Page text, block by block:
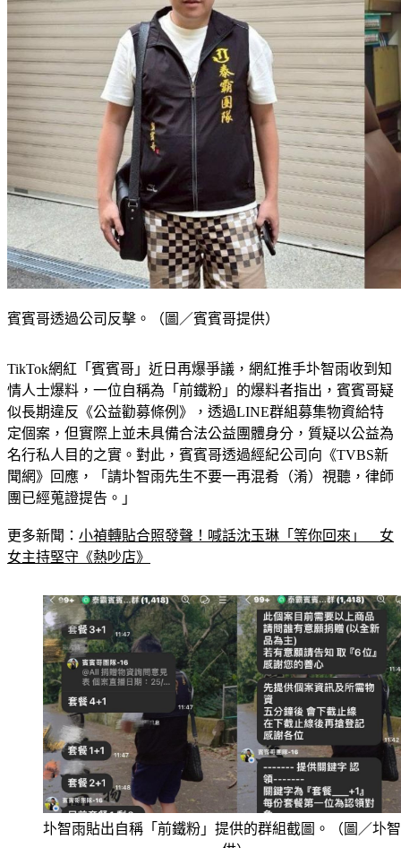
賓賓哥透過公司反擊。（圖／賓賓哥提供）
TikTok網紅「賓賓哥」近日再爆爭議，網紅推手圤智雨收到知
情人士爆料，一位自稱為「前鐵粉」的爆料者指出，賓賓哥疑
似長期違反《公益勸募條例》，透過LINE群組募集物資給特
定個案，但實際上並未具備合法公益團體身分，質疑以公益為
名行私人目的之實。對此，賓賓哥透過經紀公司向《TVBS新
聞網》回應，「請圤智雨先生不要一再混肴（淆）視聽，律師
團已經蒐證提告。」
更多新聞： 小禎轉貼合照發聲！喊話沈玉琳「等你回來」　女
女主持堅守《熱吵店》
圤智雨貼出自稱「前鐵粉」提供的群組截圖。（圖／圤